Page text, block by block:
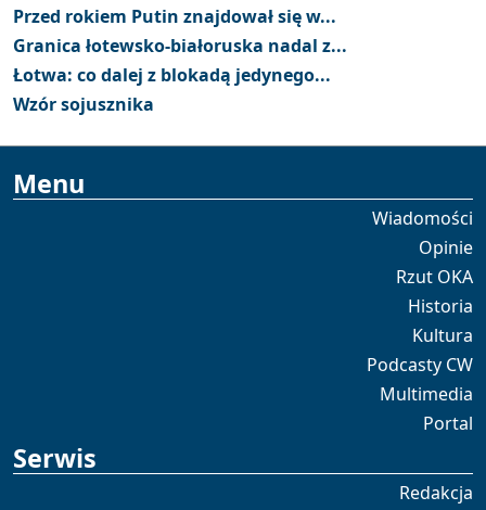
Przed rokiem Putin znajdował się w...
Granica łotewsko-białoruska nadal z...
Łotwa: co dalej z blokadą jedynego...
Wzór sojusznika
Menu
Wiadomości
Opinie
Rzut OKA
Historia
Kultura
Podcasty CW
Multimedia
Portal
Serwis
Redakcja